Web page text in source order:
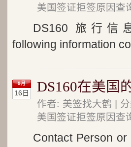
美国签证拒签原因查
DS160 旅行信
following information
9月
16日 DS160在美国
作者: 美签找大鹤 |
美国签证拒签原因查
Contact Person